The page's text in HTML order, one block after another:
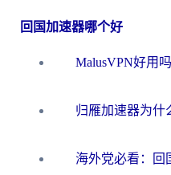
回国加速器哪个好